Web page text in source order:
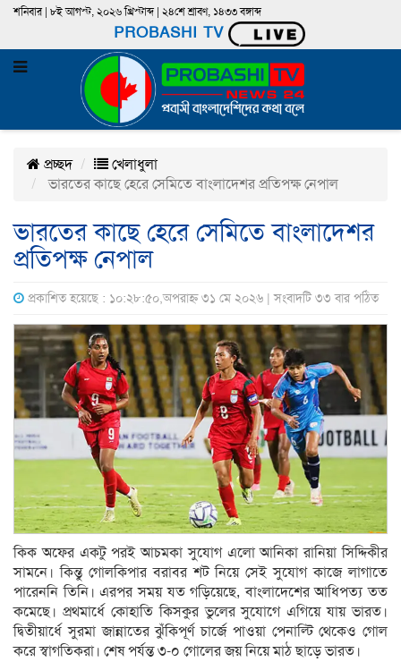
শনিবার | ৮ই আগস্ট, ২০২৬ খ্রিস্টাব্দ | ২৪শে শ্রাবণ, ১৪৩৩ বঙ্গাব্দ
PROBASHI TV
প্রচ্ছদ
খেলাধুলা
ভারতের কাছে হেরে সেমিতে বাংলাদেশর প্রতিপক্ষ নেপাল
ভারতের কাছে হেরে সেমিতে বাংলাদেশর
প্রতিপক্ষ নেপাল
প্রকাশিত হয়েছে : ১০:২৮:৫০,অপরাহ্ন ৩১ মে ২০২৬ | সংবাদটি ৩৩ বার পঠিত
কিক অফের একটু পরই আচমকা সুযোগ এলো আনিকা রানিয়া সিদ্দিকীর
সামনে। কিন্তু গোলকিপার বরাবর শট নিয়ে সেই সুযোগ কাজে লাগাতে
পারেননি তিনি। এরপর সময় যত গড়িয়েছে, বাংলাদেশের আধিপত্য তত
কমেছে। প্রথমার্ধে কোহাতি কিসকুর ভুলের সুযোগে এগিয়ে যায় ভারত।
দ্বিতীয়ার্ধে সুরমা জান্নাতের ঝুঁকিপূর্ণ চার্জে পাওয়া পেনাল্টি থেকেও গোল
করে স্বাগতিকরা। শেষ পর্যন্ত ৩-০ গোলের জয় নিয়ে মাঠ ছাড়ে ভারত।